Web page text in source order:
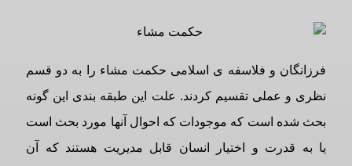
فرزانگان و فلاسفه ی اسلامی حکمت مشاء را به دو قسم
نظری و عملی تقسیم کردند. علت این طبقه بندی این گونه
بحث شده است که موجودات که احوال آنها مورد بحث است
یا به قدرت و اختیار انسان قابل مدیریت هستند که آن